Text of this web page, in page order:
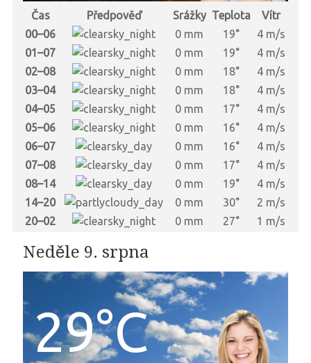
Čas Předpověď Srážky Teplota
Vítr
00–06
0 mm 19°
4 m/s
01–07
0 mm 19°
4 m/s
02–08
0 mm 18°
4 m/s
03–04
0 mm 18°
4 m/s
04–05
0 mm 17°
4 m/s
05–06
0 mm 16°
4 m/s
06–07
0 mm 16°
4 m/s
07–08
0 mm 17°
4 m/s
08–14
0 mm 19°
4 m/s
14–20
0 mm 30°
2 m/s
20–02
0 mm 27° 1 m/s
Neděle 9. srpna
29°C